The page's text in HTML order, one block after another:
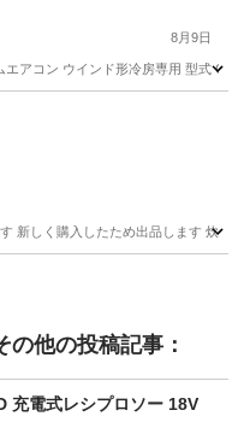
8月9日
アコン ウインド形冷房専用 型式
新しく購入したため出品します 炊
の他の投稿記事：
充電式レシプロソー 18V